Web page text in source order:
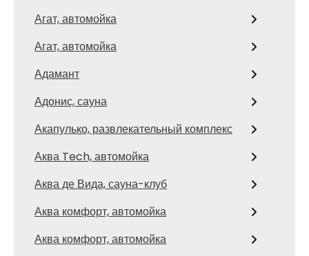
Агат, автомойка
Агат, автомойка
Адамант
Адонис, сауна
Акапулько, развлекательный комплекс
Аква Tech, автомойка
Аква де Вида, сауна-клуб
Аква комфорт, автомойка
Аква комфорт, автомойка